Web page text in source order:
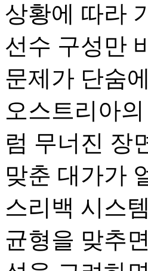
상황에 따라
선수 구성만
문제가 단숨
오스트리아
럼 무너진 장
맞춘 대가가
스리백 시스
균형을 맞추